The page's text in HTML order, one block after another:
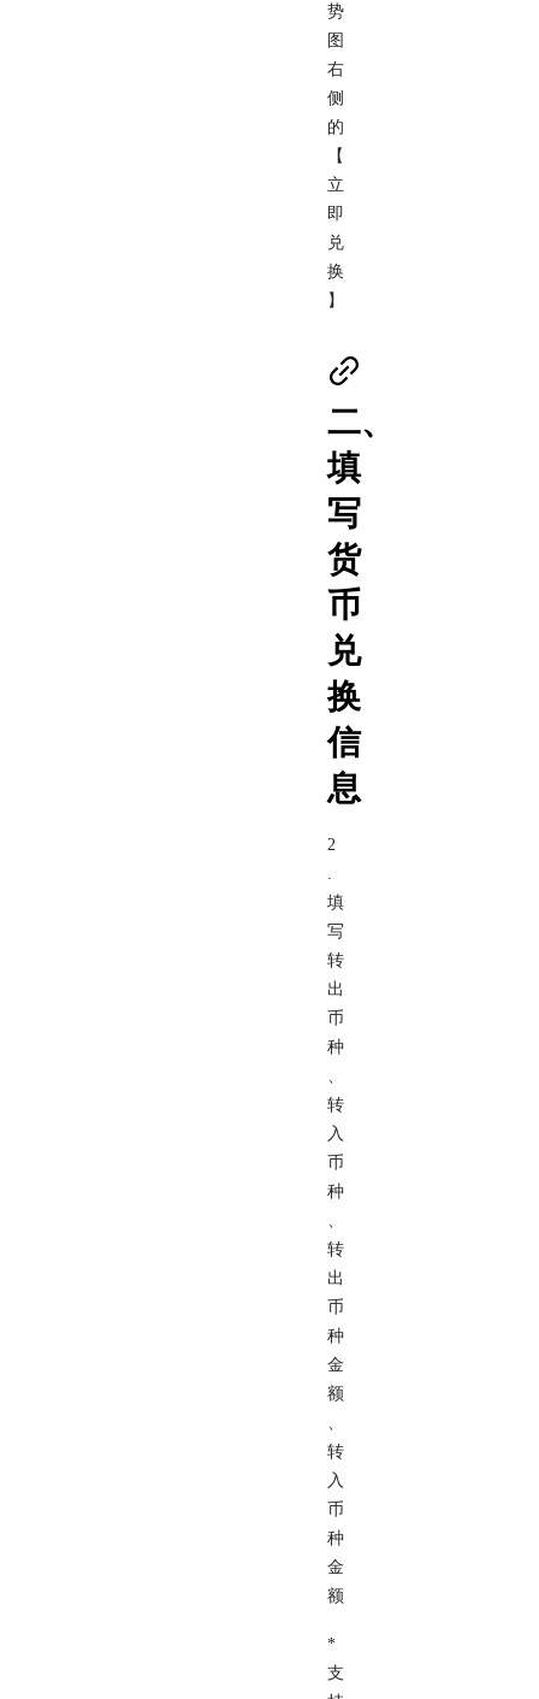
势
图
右
侧
的
【
立
即
兑
换
】
二、
填
写
货
币
兑
换
信
息
2
填
写
转
出
币
种
转
入
币
种
转
出
币
种
金
额
转
入
币
种
金
额
*
支